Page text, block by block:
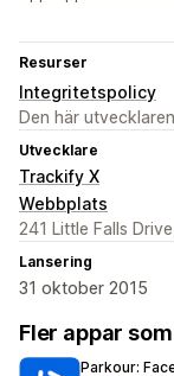
Resurser
Integritetspolicy
Den här
Utvecklare
Trackify X
Webbplats
241 Little Falls
Lansering
31 oktober 2015
Fler appar
Parkour: